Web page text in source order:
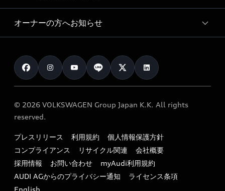
車両比較
カタログ一覧
Audi collection
アウディナビアプリ
サービスプログラム
メンテナンス
車検 / 定期点検
e-tronアフターサポート
myAudi
Audi認定中古車
クオリティ
保証
メンテナンス
ファイナンス
キャンペーン / イベント
買取査定
オーナーの方へお知らせ
お知らせ
オーナー様向けキャンペーン
特定整備適用車一覧
リサイクル法
よくある質問（FAQ）
© 2026 VOLKSWAGEN Group Japan K.K. All rights
reserved.
プレスリリース 利用規約
個人情報保護方針
コンプライアンス
リサイクル関連
会社概要
採用情報
お問い合わせ
myAudi利用規約
AUDI AGからのプライバシー通知
ライセンス条項
English